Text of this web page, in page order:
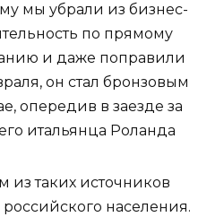
мы убрали из бизнес-
по прямому
и даже поправили
он стал бронзовым
опередив в заезде за
итальянца Роланда
из таких источников
российского населения.